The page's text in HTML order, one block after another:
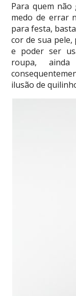
Para quem
medo de errar
para festa,
cor de sua pele,
e poder ser
roupa,
ilusão de